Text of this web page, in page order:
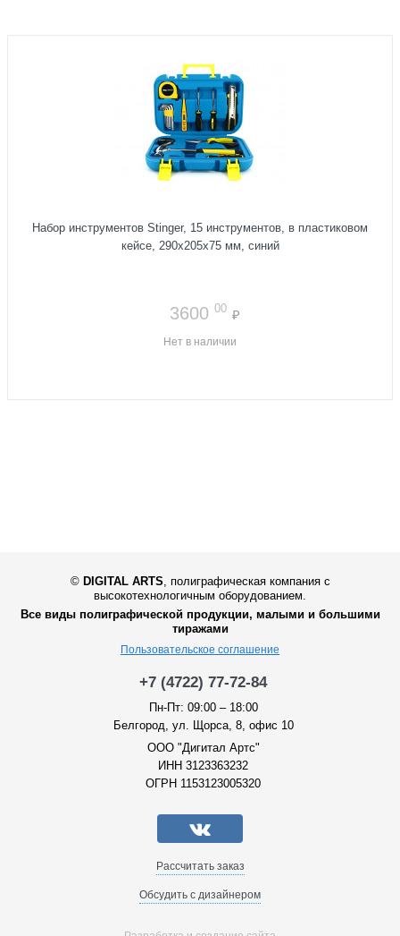
Набор инструментов Stinger, 15 инструментов, в пластиковом
кейсе, 290х205x75 мм, синий
3600 00 ₽
Нет в наличии
© DIGITAL ARTS
полиграфическая компания с
высокотехнологичным оборудованием.
Все виды полиграфической продукции, малыми и большими
тиражами
Пользовательское соглашение
+7 (4722) 77-72-84
Пн-Пт: 09:00 – 18:00
Белгород, ул. Щорса, 8, офис 10
ООО "Дигитал Артс"
ИНН 3123363232
ОГРН 1153123005320
Рассчитать заказ
Обсудить с дизайнером